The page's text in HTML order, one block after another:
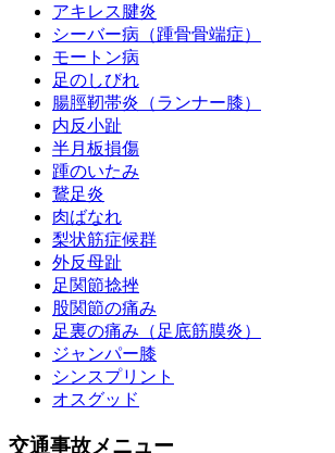
アキレス腱炎
シーバー病（踵骨骨端症）
モートン病
足のしびれ
腸脛靭帯炎（ランナー膝）
内反小趾
半月板損傷
踵のいたみ
鵞足炎
肉ばなれ
梨状筋症候群
外反母趾
足関節捻挫
股関節の痛み
足裏の痛み（足底筋膜炎）
ジャンパー膝
シンスプリント
オスグッド
交通事故メニュー